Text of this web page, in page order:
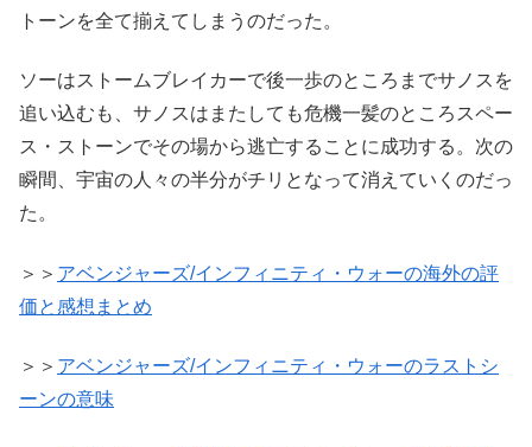
トーンを全て揃えてしまうのだった。
ソーはストームブレイカーで後一歩のところまでサノスを
追い込むも、サノスはまたしても危機一髪のところスペー
ス・ストーンでその場から逃亡することに成功する。次の
瞬間、宇宙の人々の半分がチリとなって消えていくのだっ
た。
＞＞ アベンジャーズ/インフィニティ・ウォーの海外の評
価と感想まとめ
＞＞ アベンジャーズ/インフィニティ・ウォーのラストシ
ーンの意味